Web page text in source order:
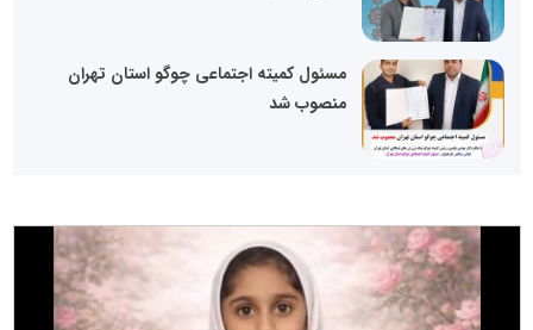
مسئول کمیته اجتماعی چوگو استان تهران
منصوب شد